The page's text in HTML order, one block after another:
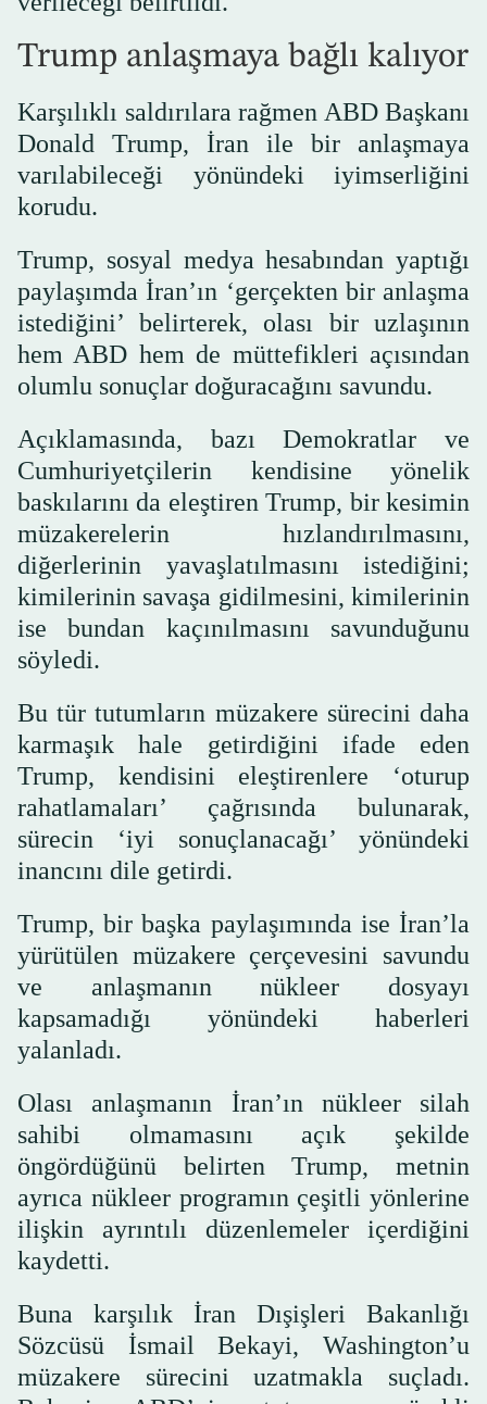
Trump anlaşmaya bağlı kalıyor
Karşılıklı saldırılara rağmen ABD Başkanı
Donald Trump, İran ile bir anlaşmaya
varılabileceği yönündeki iyimserliğini
korudu.
Trump, sosyal medya hesabından yaptığı
paylaşımda İran’ın ‘gerçekten bir anlaşma
istediğini’ belirterek, olası bir uzlaşının
hem ABD hem de müttefikleri açısından
olumlu sonuçlar doğuracağını savundu.
Açıklamasında, bazı Demokratlar ve
Cumhuriyetçilerin kendisine yönelik
baskılarını da eleştiren Trump, bir kesimin
müzakerelerin hızlandırılmasını,
diğerlerinin yavaşlatılmasını istediğini;
kimilerinin savaşa gidilmesini, kimilerinin
ise bundan kaçınılmasını savunduğunu
söyledi.
Bu tür tutumların müzakere sürecini daha
karmaşık hale getirdiğini ifade eden
Trump, kendisini eleştirenlere ‘oturup
rahatlamaları’ çağrısında bulunarak,
sürecin ‘iyi sonuçlanacağı’ yönündeki
inancını dile getirdi.
Trump, bir başka paylaşımında ise İran’la
yürütülen müzakere çerçevesini savundu
ve anlaşmanın nükleer dosyayı
kapsamadığı yönündeki haberleri
yalanladı.
Olası anlaşmanın İran’ın nükleer silah
sahibi olmamasını açık şekilde
öngördüğünü belirten Trump, metnin
ayrıca nükleer programın çeşitli yönlerine
ilişkin ayrıntılı düzenlemeler içerdiğini
kaydetti.
Buna karşılık İran Dışişleri Bakanlığı
Sözcüsü İsmail Bekayi, Washington’u
müzakere sürecini uzatmakla suçladı.